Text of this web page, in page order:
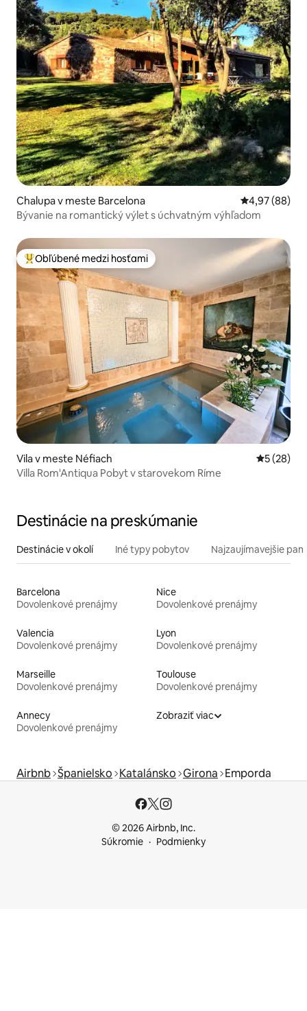
Chalupa v meste Barcelona Priemerné
4,97 (88)
Bývanie na romantický výlet s úchvatným výhľadom
Najobľúbenejšie medzi hosťami
Obľúbené medzi hosťami
Vila v meste Néfiach
5 (28)
Villa Rom'Antiqua Pobyt v starovekom Ríme
Destinácie na preskúmanie
Destinácie v okolí Iné typy pobytov Najzaujímavejšie
Barcelona
Dovolenkové prenájmy
Nice
Dovolenkové prenájmy
Valencia
Dovolenkové prenájmy
Lyon
Dovolenkové prenájmy
Marseille
Dovolenkové prenájmy
Toulouse
Dovolenkové prenájmy
Annecy
Dovolenkové prenájmy
Zobraziť viac
Airbnb Španielsko Katalánsko Girona Emporda
© 2026 Airbnb, Inc.
Súkromie
Podmienky